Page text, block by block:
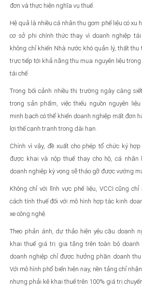
đơn và thực hiện nghĩa vụ thuế.
Hệ quả là nhiều cá nhân thu gom phế liệu có xu
cơ sở phi chính thức thay vì doanh nghiệp
không chỉ khiến Nhà nước khó quản lý, thất thu
trực tiếp tới khả năng thu mua nguyên liệu
tái chế.
Trong bối cảnh nhiều thị trường ngày càng
trong sản phẩm, việc thiếu nguồn nguyên
minh bạch có thể khiến doanh nghiệp mất đơn
lợi thế cạnh tranh trong dài hạn.
Chính vì vậy, đề xuất cho phép tổ chức ký
được khai và nộp thuế thay cho hộ, cá nhân
doanh nghiệp kỳ vọng sẽ tháo gỡ được vướng
Không chỉ với lĩnh vực phế liệu, VCCI cũng
cách tính thuế đối với mô hình hợp tác kinh
xe công nghệ.
Theo phản ánh, dự thảo hiện yêu cầu doanh
khai thuế giá trị gia tăng trên toàn bộ doanh
doanh nghiệp chỉ được hưởng phần doanh
Với mô hình phổ biến hiện nay, nền tảng chỉ
nhưng phải kê khai thuế trên 100% giá trị chuyến